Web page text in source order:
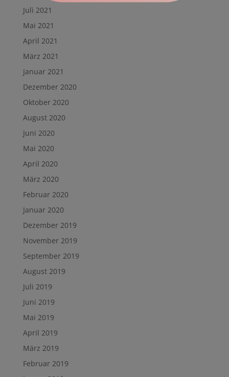
Juli 2021
Mai 2021
April 2021
März 2021
Januar 2021
Dezember 2020
Oktober 2020
August 2020
Juni 2020
Mai 2020
April 2020
März 2020
Februar 2020
Januar 2020
Dezember 2019
November 2019
September 2019
August 2019
Juli 2019
Juni 2019
Mai 2019
April 2019
März 2019
Februar 2019